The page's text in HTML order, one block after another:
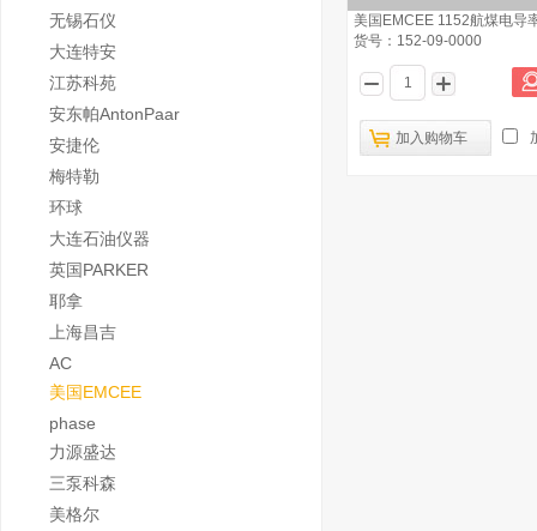
无锡石仪
大连特安
江苏科苑
安东帕AntonPaar
安捷伦
梅特勒
环球
大连石油仪器
英国PARKER
耶拿
上海昌吉
AC
美国EMCEE
phase
力源盛达
三泵科森
美格尔
美国EMCEE 1152航煤电导
货号：152-09-0000
加入购物车